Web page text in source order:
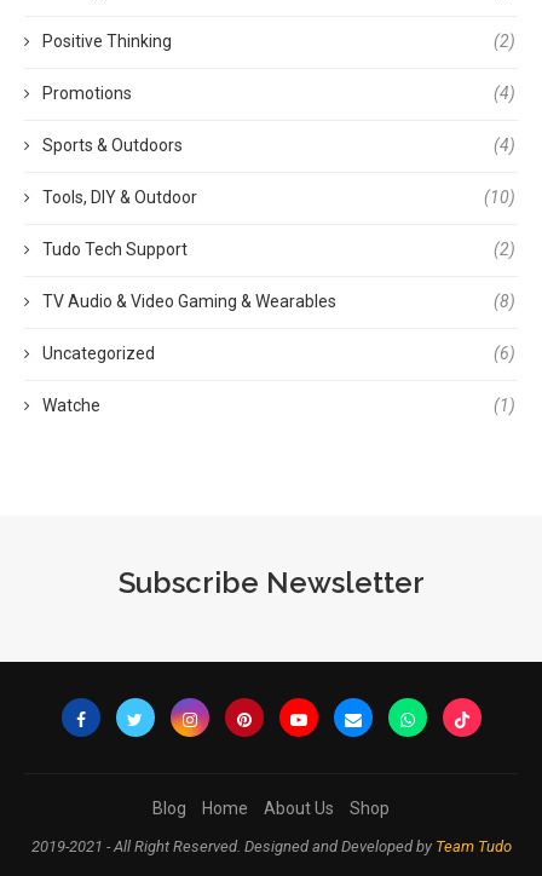
Positive Thinking (2)
Promotions (4)
Sports & Outdoors (4)
Tools, DIY & Outdoor (10)
Tudo Tech Support (2)
TV Audio & Video Gaming & Wearables (8)
Uncategorized (6)
Watche (1)
Subscribe Newsletter
Blog Home About Us Shop
2019-2021 - All Right Reserved. Designed and Developed by Team Tudo